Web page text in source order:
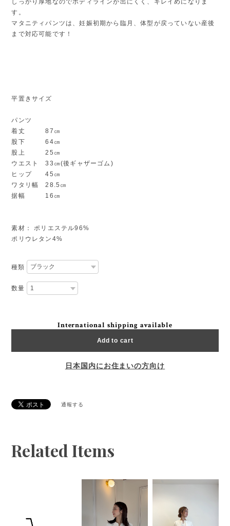
しっかり厚地なのでボディラインが出にくく、キレイめになりま
す。
マタニティパンツは、妊娠初期から臨月、体型が戻っていない産後
まで対応可能です！
平置きサイズ
パンツ
着丈 87㎝
股下 64㎝
股上 25㎝
ウエスト 33㎝(後ギャザーゴム)
ヒップ 45㎝
ワタリ幅 28.5㎝
据幅 16㎝
素材： ポリエステル96%
ポリウレタン4%
種類
数量
International shipping available
Add to cart
日本国内にお住まいの方向け
通報する
Related Items